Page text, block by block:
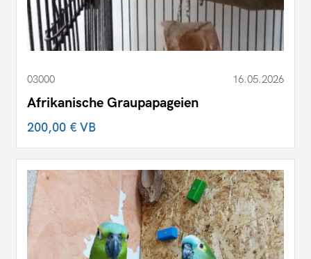
03000 16.05.2026
Afrikanische Graupapageien
200,00 €VB